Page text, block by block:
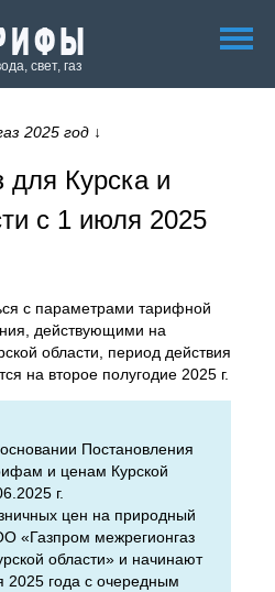
свет, газ
2025 год ↓
Курска и
с 1 июля 2025
с параметрами тарифной
действующими на
области, период действия
на второе полугодие 2025 г.
Постановления
и ценам Курской
г.
цен на природный
«Газпром межрегионгаз
области» и начинают
2025 года с очередным